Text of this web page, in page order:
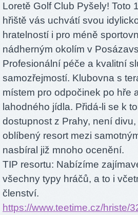
Loretě Golf Club Pyšely! Toto
hřiště vás uchvátí svou
hratelností i pro méně
nádherným okolím v
Profesionální péče a kvalitní
samozřejmostí. Klubovna s
místem pro odpočinek po hře
lahodného jídla. Přidá-li se k
dostupnost z Prahy, není
oblíbený resort mezi
nasbíral již mnoho ocenění.
TIP resortu: Nabízíme
všechny typy hráčů, a to i
členství.
https://www.teetime.cz/hriste/